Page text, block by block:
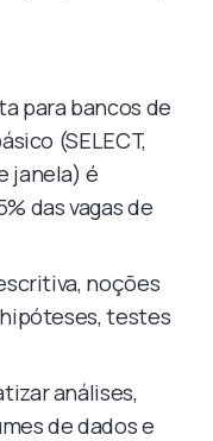
para bancos de
(SELECT,
janela) é
das vagas de
noções
testes
análises,
de dados e